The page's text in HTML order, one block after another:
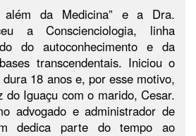
além da Medicina” e a Dra.
a Conscienciologia, linha
do autoconhecimento e da
transcendentais. Iniciou o
18 anos e, por esse motivo,
do Iguaçu com o marido, Cesar.
advogado e administrador de
dedica parte do tempo ao